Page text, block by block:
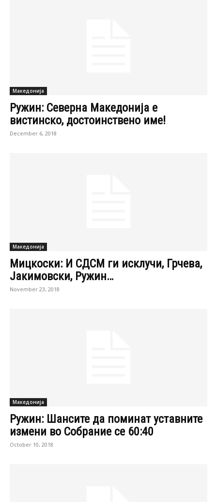
Македонија
Ружин: Северна Македонија е
вистинско, достоинствено име!
December 6, 2018
Македонија
Мицкоски: И СДСМ ги исклучи, Грчева,
Јакимовски, Ружин…
November 23, 2018
Македонија
Ружин: Шансите да поминат уставните
измени во Собрание се 60:40
October 10, 2018